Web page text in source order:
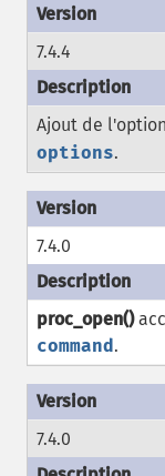
7.4.4
Ajout de l'option
options.
7.4.0
proc_open()
command.
7.4.0